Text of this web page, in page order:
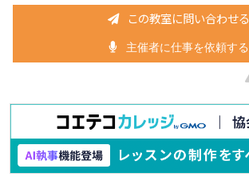
この教室に問い合わせる
主催者に仕事を依頼する